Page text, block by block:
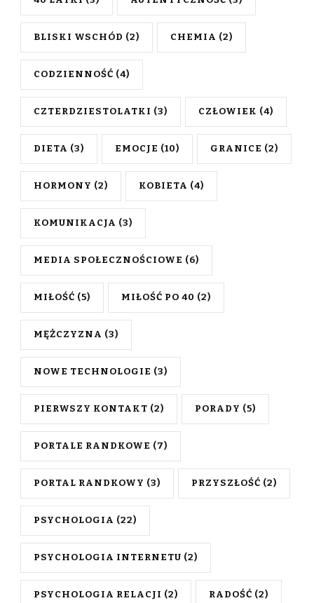
BLISKI WSCHÓD (2) CHEMIA (2)
CODZIENNOŚĆ (4)
CZTERDZIESTOLATKI (3) CZŁOWIEK (4)
DIETA (3) EMOCJE (10) GRANICE (2)
HORMONY (2) KOBIETA (4)
KOMUNIKACJA (3)
MEDIA SPOŁECZNOŚCIOWE (6)
MIŁOŚĆ (5) MIŁOŚĆ PO 40 (2)
MĘŻCZYZNA (3)
NOWE TECHNOLOGIE (3)
PIERWSZY KONTAKT (2) PORADY (5)
PORTALE RANDKOWE (7)
PORTAL RANDKOWY (3) PRZYSZŁOŚĆ (2)
PSYCHOLOGIA (22)
PSYCHOLOGIA INTERNETU (2)
PSYCHOLOGIA RELACJI (2) RADOŚĆ (2)